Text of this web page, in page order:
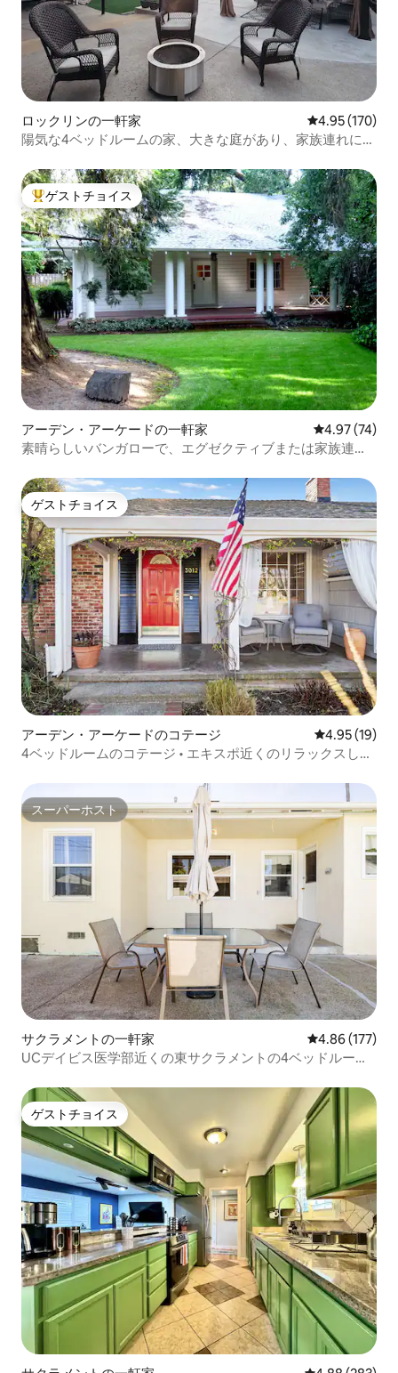
ロックリンの一軒家 レビュー170
4.95 (170)
陽気な4ベッドルームの家、大きな庭があり、家族連れに最
大好評のゲストチョイスです。
ゲストチョイス
アーデン・アーケードの一軒家 レビュー74
4.97 (74)
素晴らしいバンガローで、エグゼクティブまたは家族連れ
ゲストチョイス
ゲストチョイス
アーデン・アーケードのコテージ レビュー19
4.95 (19)
4ベッドルームのコテージ • エキスポ近くのリラックスした
スーパーホスト
スーパーホスト
サクラメントの一軒家 レビュー177
4.86 (177)
UCデイビス医学部近くの東サクラメントの4ベッドルーム
ゲストチョイス
ゲストチョイス